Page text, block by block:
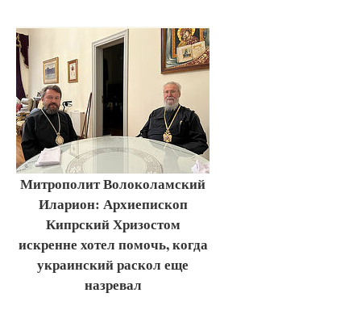
Митрополит Волоколамский
Иларион: Архиепископ
Кипрский Хризостом
искренне хотел помочь, когда
украинский раскол еще
назревал